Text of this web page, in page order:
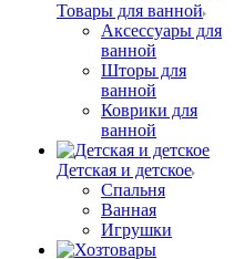
Товары для ванной
Аксессуары для
ванной
Шторы для
ванной
Коврики для
ванной
Детская и детское
Спальня
Ванная
Игрушки